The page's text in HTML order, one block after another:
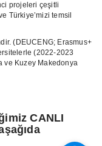
projeleri çeşitli
Türkiye’mizi temsil
(DEUCENG; Erasmus+
(2022-2023
ve Kuzey Makedonya
CANLI